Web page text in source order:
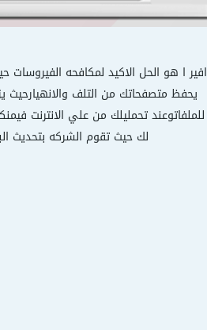
افير ا هو الحل الاكيد لمكافحه
يحفظ متصفحاتك من التلف والانهيارحيث
للملفاتوعند تحمليلك من علي الانترنت
لك حيث تقوم الشركه بتحديث